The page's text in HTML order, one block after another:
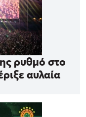
ρυθμό στο
αυλαία